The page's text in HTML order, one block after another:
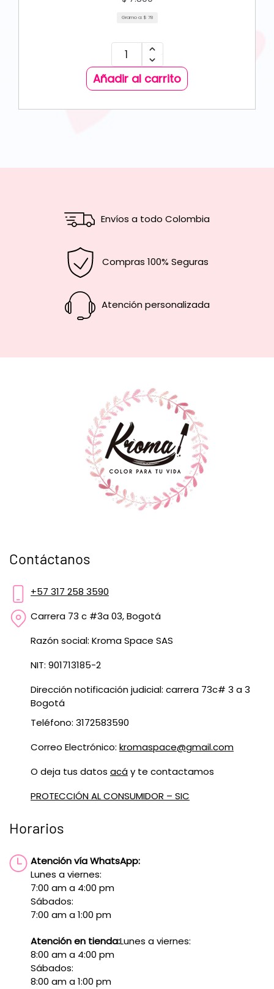
Gramo a: $ 78
Añadir al carrito
Envíos a todo Colombia
Compras 100% Seguras
Atención personalizada
Contáctanos
+57 317 258 3590
Carrera 73 c #3a 03, Bogotá
Razón social: Kroma Space SAS
NIT: 901713185-2
Dirección notificación judicial: carrera 73c# 3 a 3
Bogotá
Teléfono: 3172583590
Correo Electrónico: kromaspace@gmail.com
O deja tus datos acáy te contactamos
PROTECCIÓN AL CONSUMIDOR – SIC
Horarios
Atención vía WhatsApp:
Lunes a viernes:
7:00 am a 4:00 pm
Sábados:
7:00 am a 1:00 pm
Atención en tienda:Lunes a viernes:
8:00 am a 4:00 pm
Sábados:
8:00 am a 1:00 pm